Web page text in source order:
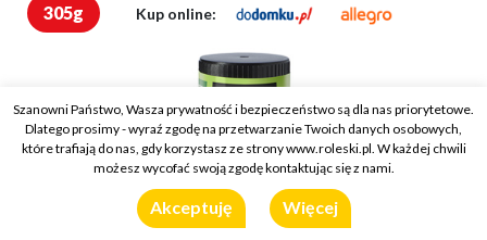
305g Kup online:
Szanowni Państwo, Wasza prywatność i bezpieczeństwo są dla nas priorytetowe.
Dlatego prosimy - wyraź zgodę na przetwarzanie Twoich danych osobowych,
które trafiają do nas, gdy korzystasz ze strony www.roleski.pl. W każdej chwili
możesz wycofać swoją zgodę kontaktując się z nami.
Akceptuję Więcej